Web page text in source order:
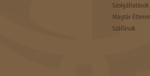
Szolgáltatások
Magtár
Szállások